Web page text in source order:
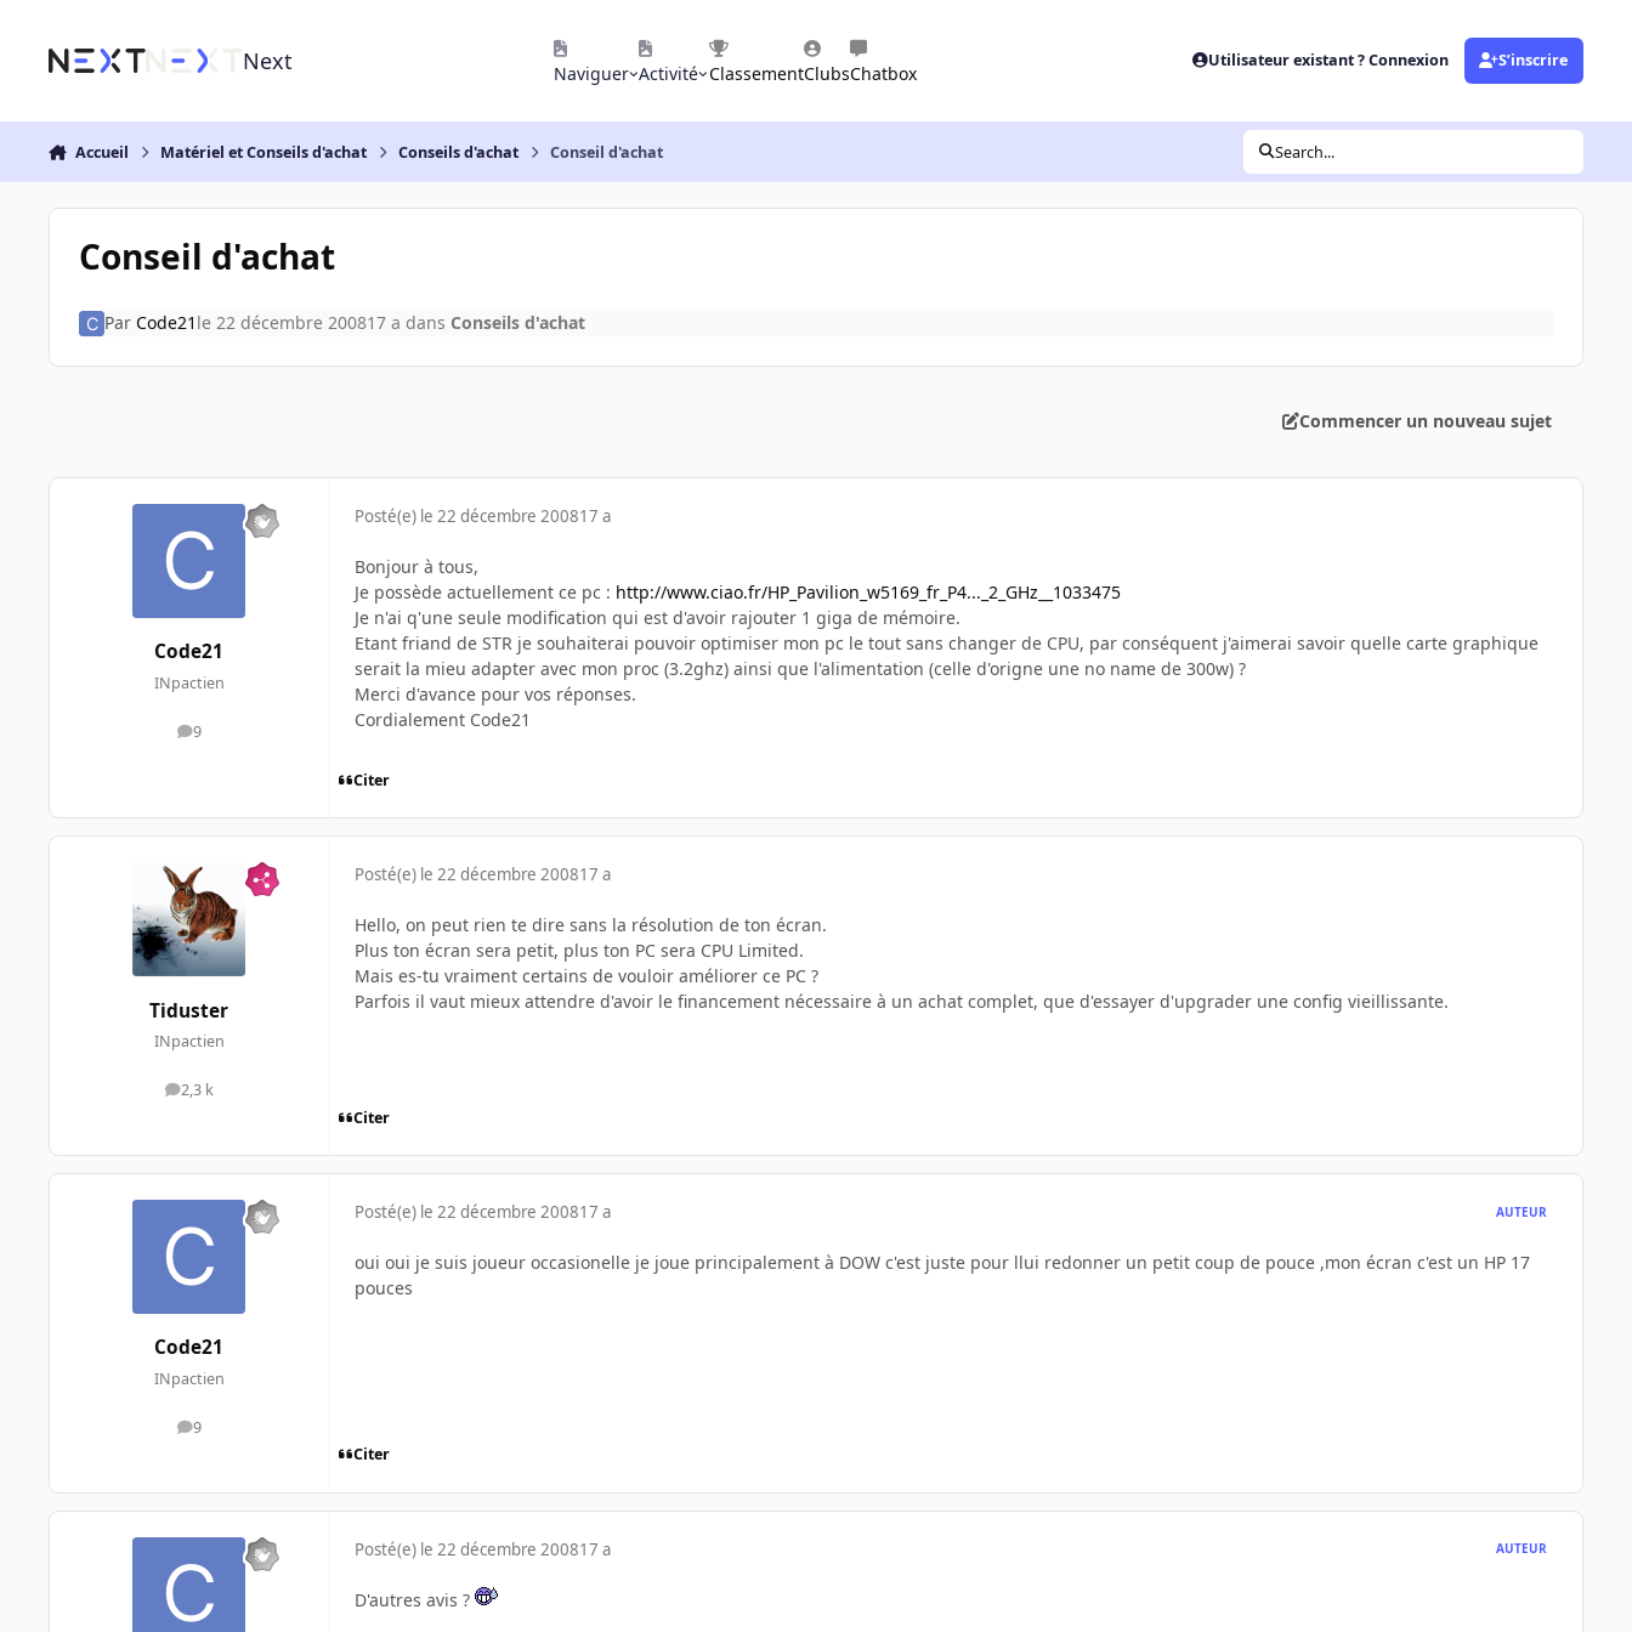
Next Naviguer Activité ClassementClubsChatbox
Utilisateur existant ? Connexion S’inscrire
Accueil Matériel et Conseils d'achat Conseils d'achat Conseil d'achat Search...
Conseil d'achat
Par Code21 le 22 décembre 200817 a dans Conseils d'achat
Commencer un nouveau sujet
Code21
INpactien
9
messages
Posté(e) le 22 décembre 200817 a
Bonjour à tous,
Je possède actuellement ce pc : http://www.ciao.fr/HP_Pavilion_w5169_fr_P4..._2_GHz__1033475
Je n'ai q'une seule modification qui est d'avoir rajouter 1 giga de mémoire.
Etant friand de STR je souhaiterai pouvoir optimiser mon pc le tout sans changer de CPU, par conséquent j'aimerai savoir quelle carte graphique
serait la mieu adapter avec mon proc (3.2ghz) ainsi que l'alimentation (celle d'origne une no name de 300w) ?
Merci d'avance pour vos réponses.
Cordialement Code21
Citer
Tiduster
INpactien
2,3 k
messages
Posté(e) le 22 décembre 200817 a
Hello, on peut rien te dire sans la résolution de ton écran.
Plus ton écran sera petit, plus ton PC sera CPU Limited.
Mais es-tu vraiment certains de vouloir améliorer ce PC ?
Parfois il vaut mieux attendre d'avoir le financement nécessaire à un achat complet, que d'essayer d'upgrader une config vieillissante.
Citer
Code21
INpactien
9
messages
Posté(e) le 22 décembre 200817 a AUTEUR
oui oui je suis joueur occasionelle je joue principalement à DOW c'est juste pour llui redonner un petit coup de pouce ,mon écran c'est un HP 17
pouces
Citer
Posté(e) le 22 décembre 200817 a AUTEUR
D'autres avis ?